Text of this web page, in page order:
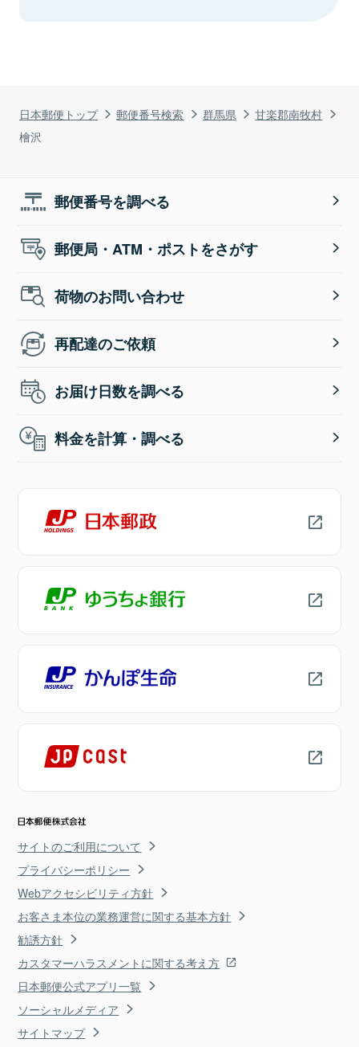
日本郵便トップ 郵便番号検索 群馬県
甘楽郡南牧村
檜沢
郵便番号を調べる
郵便局・ATM・ポストをさがす
荷物のお問い合わせ
再配達のご依頼
お届け日数を調べる
料金を計算・調べる
サイトのご利用について
プライバシーポリシー
Webアクセシビリティ方針
お客さま本位の業務運営に関する基本方針
勧誘方針
カスタマーハラスメントに関する考え方
日本郵便公式アプリ一覧
ソーシャルメディア
サイトマップ